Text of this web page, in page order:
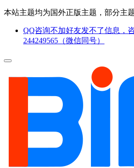
本站主题均为国外正版主题，部分主
QQ咨询不加好友发不了信息，
244249565（微信同号）